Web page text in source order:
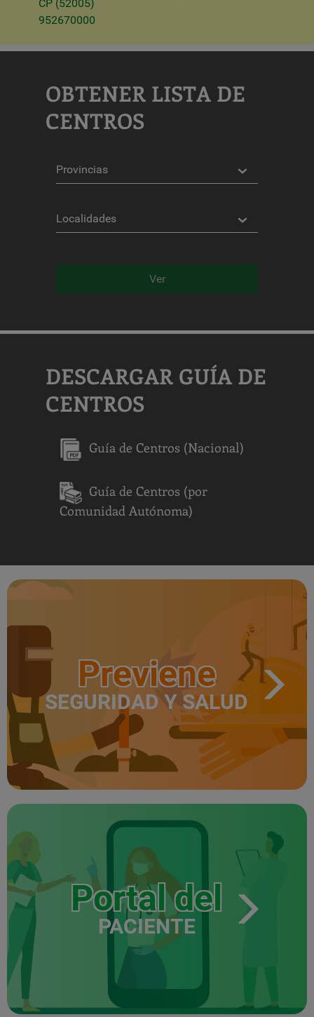
CP (52005)
952670000
OBTENER LISTA DE
CENTROS
Localidades
Ver
DESCARGAR GUÍA DE
CENTROS
Guía de Centros (Nacional)
Guía de Centros (por
Comunidad Autónoma)
Previene
SEGURIDAD Y SALUD
Portal del
PACIENTE